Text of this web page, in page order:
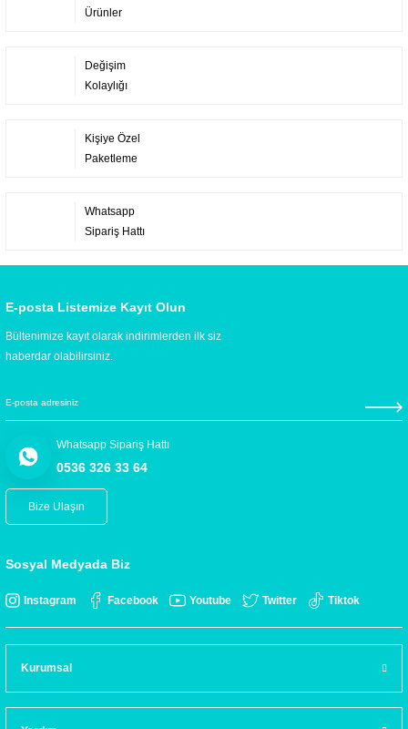
Ürünler
Değişim
Kolaylığı
Kişiye Özel
Paketleme
Whatsapp
Sipariş Hattı
E-posta Listemize Kayıt Olun
Bültenimize kayıt olarak indirimlerden ilk siz
haberdar olabilirsiniz.
Whatsapp Sipariş Hattı
0536 326 33 64
Bize Ulaşın
Sosyal Medyada Biz
Instagram Facebook Youtube Twitter Tiktok
Kurumsal